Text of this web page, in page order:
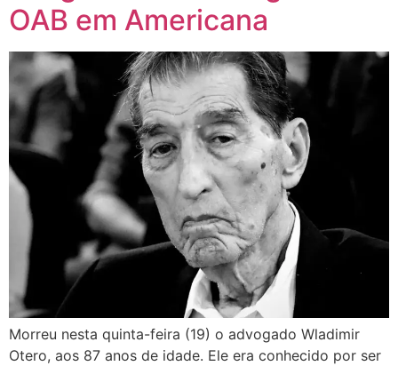
OAB em Americana
Morreu nesta quinta-feira (19) o advogado Wladimir
Otero, aos 87 anos de idade. Ele era conhecido por ser